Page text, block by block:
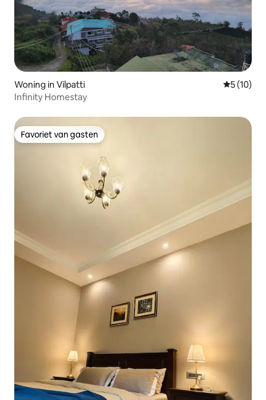
Woning in Vilpatti
5 (10)
Infinity Homestay
Favoriet van gasten
Favoriet van gasten